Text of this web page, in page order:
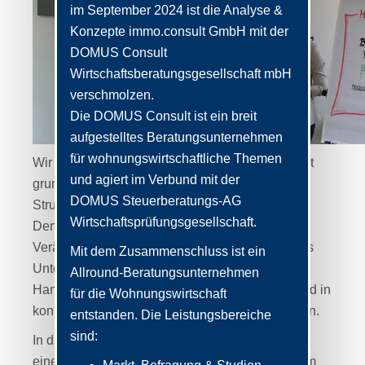
im September 2024 ist die Analyse &
Konzepte immo.consult GmbH mit der
DOMUS Consult
Wirtschaftsberatungsgesellschaft mbH
verschmolzen.
Die DOMUS Consult ist ein breit
aufgestelltes Beratungsunternehmen
für wohnungswirtschaftliche Themen
und agiert im Verbund mit der
DOMUS Steuerberatungs-AG
Wirtschaftsprüfungsgesellschaft.
Mit dem Zusammenschluss ist ein
Allround-Beratungsunternehmen
für die Wohnungswirtschaft
entstanden. Die Leistungsbereiche
sind:
Wir leben in einer Zeit, in der sich die Arbeitswelt
grundlegend verändert. Die Digitalisierung, der
Strukturwandel und der gleichzeitig einsetzende
Demografische Wandel bringen erhebliche
Veränderungen mit sich. Das Management eines
Unternehmens steht vor der Aufgabe, zentrale
Handlungsfelder der Zukunft zu identifizieren und in
konkrete Konzepte und Maßnahmen umzusetzen.
In dieser Komplexität dürfen Sie das Fundament
eines erfolgreichen Unternehmens nicht aus dem